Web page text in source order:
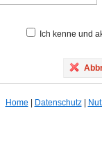
Ich kenne und
Home | Datenschutz|